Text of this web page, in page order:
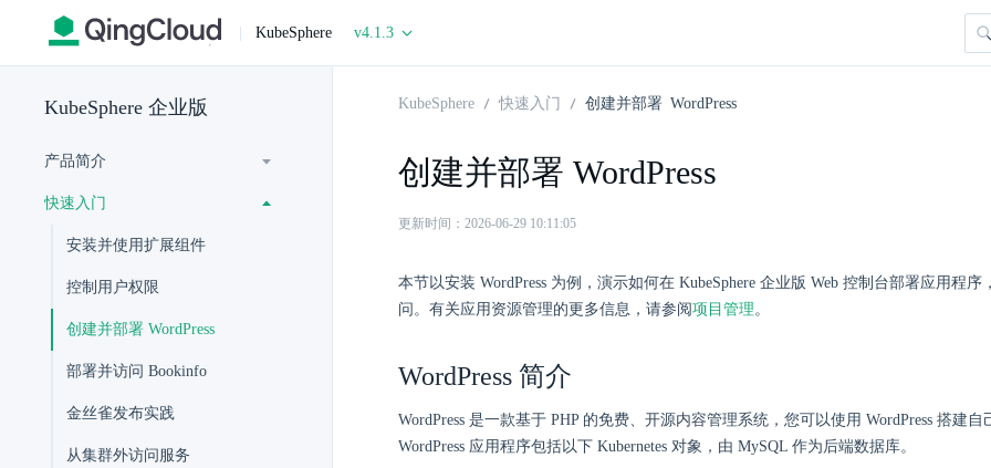
| KubeSphere v4.1.3
KubeSphere 企业版
产品简介
快速入门
安装并使用扩展组件
控制用户权限
创建并部署 WordPress
部署并访问 Bookinfo
金丝雀发布实践
从集群外访问服务
KubeSphere 快速入门 创建并部署 WordPress
创建并部署 WordPress
更新时间：2026-06-29 10:11:05
本节以安装 WordPress 为例，演示如何在 KubeSphere 企业版 Web 控制台部署应用程
问。有关应用资源管理的更多信息，请参阅项目管理。
WordPress 简介
WordPress 是一款基于 PHP 的免费、开源内容管理系统，您可以使用 WordPress 搭建
WordPress 应用程序包括以下 Kubernetes 对象，由 MySQL 作为后端数据库。